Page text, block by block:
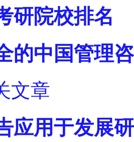
研院校排名
的中国管理
文章
应用于发展